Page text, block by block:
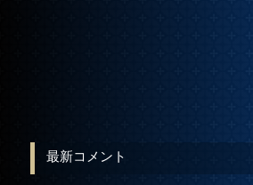
最新コメント